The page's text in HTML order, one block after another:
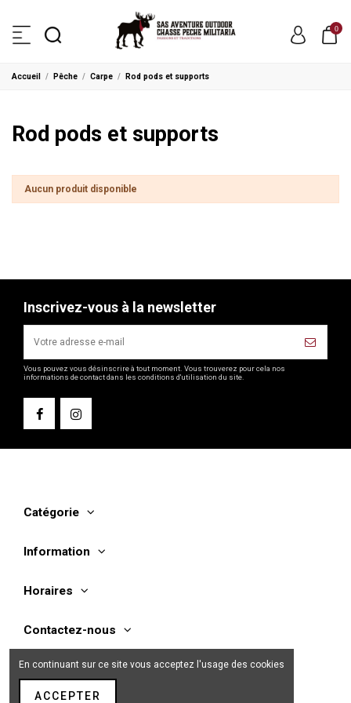
0
Accueil Pêche Carpe Rod pods et supports
Rod pods et supports
Aucun produit disponible
Inscrivez-vous à la newsletter
Vous pouvez vous désinscrire à tout moment. Vous trouverez pour cela nos
informations de contact dans les conditions d'utilisation du site.
Catégorie
Information
Horaires
Contactez-nous
En continuant sur ce site vous acceptez l'usage des cookies
ACCEPTER